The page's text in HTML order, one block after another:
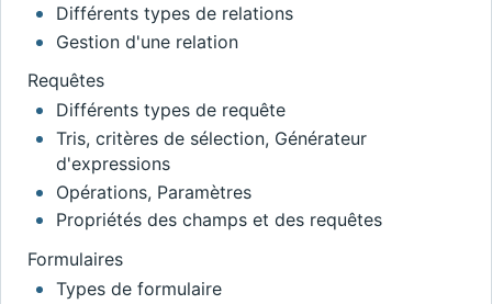
Différents types de relations
Gestion d'une relation
Requêtes
Différents types de requête
Tris, critères de sélection, Générateur
d'expressions
Opérations, Paramètres
Propriétés des champs et des requêtes
Formulaires
Types de formulaire